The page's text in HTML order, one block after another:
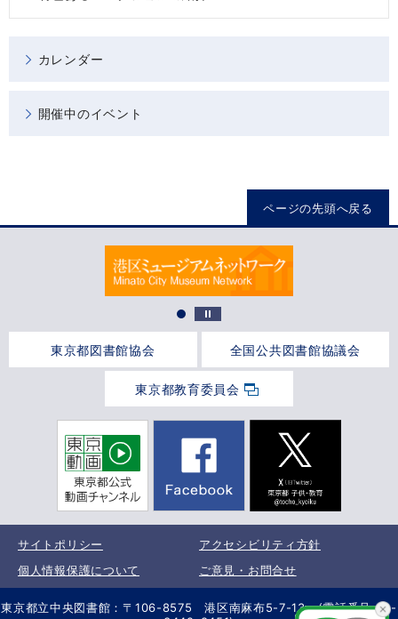
カレンダー
開催中のイベント
ページの先頭へ戻る
東京都図書館協会 全国公共図書館協議会
東京都教育委員会
サイトポリシー
アクセシビリティ方針
個人情報保護について
ご意見・お問合せ
東京都立中央図書館：〒106-8575 港区南麻布5-7-13 (電話番号 03-